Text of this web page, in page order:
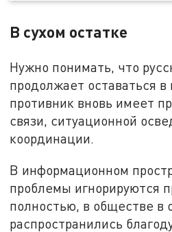
В сухом остатке
Нужно понимать, что
продолжает оставаться
противник вновь имеет
связи, ситуационной
координации.
В информационном
проблемы игнорируются
полностью, в обществе в
распространились